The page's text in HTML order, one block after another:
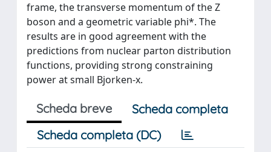
frame, the transverse momentum of the Z
boson and a geometric variable phi*. The
results are in good agreement with the
predictions from nuclear parton distribution
functions, providing strong constraining
power at small Bjorken-x.
Scheda breve
Scheda completa
Scheda completa (DC)